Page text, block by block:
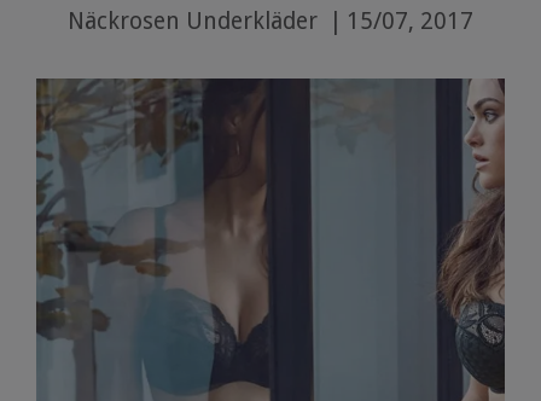
Näckrosen Underkläder 15/07, 2017